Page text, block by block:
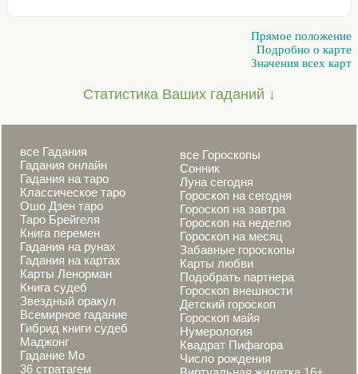
Прямое положение
Подробно о карте
Значения всех карт
Статистика Ваших гаданий ↓
все Гадания
Гадания онлайн
Гадания на таро
Классическое таро
Ошо Дзен таро
Таро Брейгеля
Книга перемен
Гадания на рунах
Гадания на картах
Карты Ленорман
Книга судеб
Звездный оракул
Всемирное гадание
Гибрид книги судеб
Маджонг
Гадание Мо
36 стратагем
все Гороскопы
Сонник
Луна сегодня
Гороскоп на сегодня
Гороскоп на завтра
Гороскоп на неделю
Гороскоп на месяц
Забавные гороскопы
Карты любви
Подобрать партнера
Гороскоп внешности
Детский гороскоп
Гороскоп майя
Нумерология
Квадрат Пифагора
Число рождения